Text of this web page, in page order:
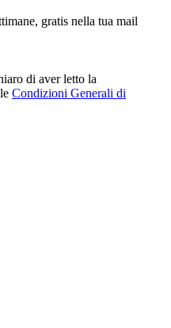
gratis nella tua mail
di aver letto la
Condizioni Generali di